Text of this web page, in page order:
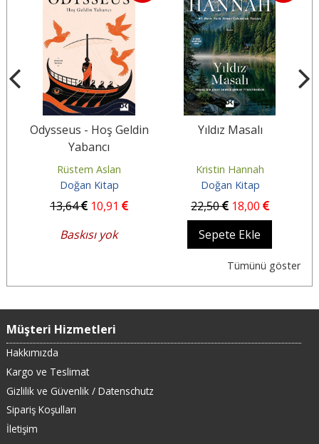
Odysseus - Hoş Geldin
Yabancı
Rüstem Aslan
Doğan Kitap
13,64 10,91
Baskısı yok
Yıldız Masalı
Kristin Hannah
Doğan Kitap
22,50 18,00
Sepete Ekle
Tümünü göster
Müşteri Hizmetleri
Hakkımızda
Kargo ve Teslimat
Gizlilik ve Güvenlik / Datenschutz
Sipariş Koşulları
İletişim